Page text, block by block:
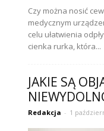
Czy można nosić
medycznym
celu ułatwienia
cienka rurka, która...
JAKIE SĄ
Redakcja - 1